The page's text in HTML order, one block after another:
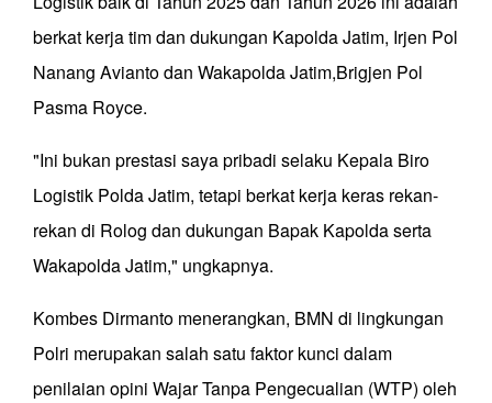
berkat kerja tim dan dukungan Kapolda Jatim, Irjen Pol
Nanang Avianto dan Wakapolda Jatim,Brigjen Pol
Pasma Royce.
"Ini bukan prestasi saya pribadi selaku Kepala Biro
Logistik Polda Jatim, tetapi berkat kerja keras rekan-
rekan di Rolog dan dukungan Bapak Kapolda serta
Wakapolda Jatim," ungkapnya.
Kombes Dirmanto menerangkan, BMN di lingkungan
Polri merupakan salah satu faktor kunci dalam
penilaian opini Wajar Tanpa Pengecualian (WTP) oleh